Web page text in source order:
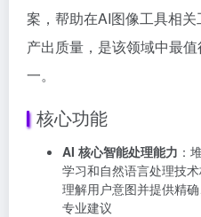
案，帮助在AI图像工具相
产出质量，是该领域中最
一。
核心功能
AI 核心智能处理能力 ：
学习和自然语言处理技
理解用户意图并提供精
专业建议